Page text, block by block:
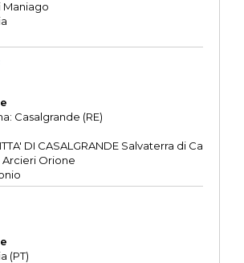
Maniago
Casalgrande (RE)
DI CASALGRANDE Salvaterra di Ca
Arcieri Orione
(PT)